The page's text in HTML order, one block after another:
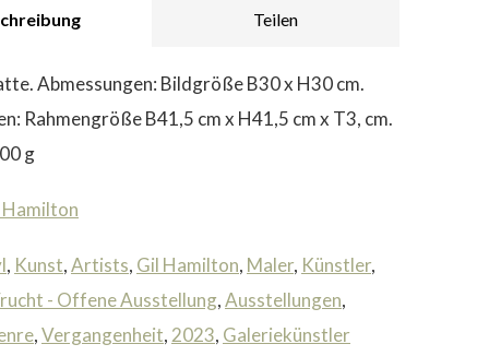
Teilen
Abmessungen: Bildgröße B30 x H30 cm.
Rahmengröße B41,5 cm x H41,5 cm x T3, cm.
g
Hamilton
, Kunst,Artists, Gil Hamilton, Maler, Künstler,
- Offene Ausstellung,Ausstellungen,
,Vergangenheit, 2023, Galeriekünstler